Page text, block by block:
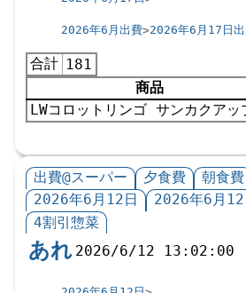
2026年6月出費 2026年6月17日
合計 181
商品
LWコロットリンゴ サンカクアッ
出費@スーパー 夕食費
朝食費
2026年6月12日
2026年6月12
4割引惣菜
あれ 2026/6/12 13:02:00